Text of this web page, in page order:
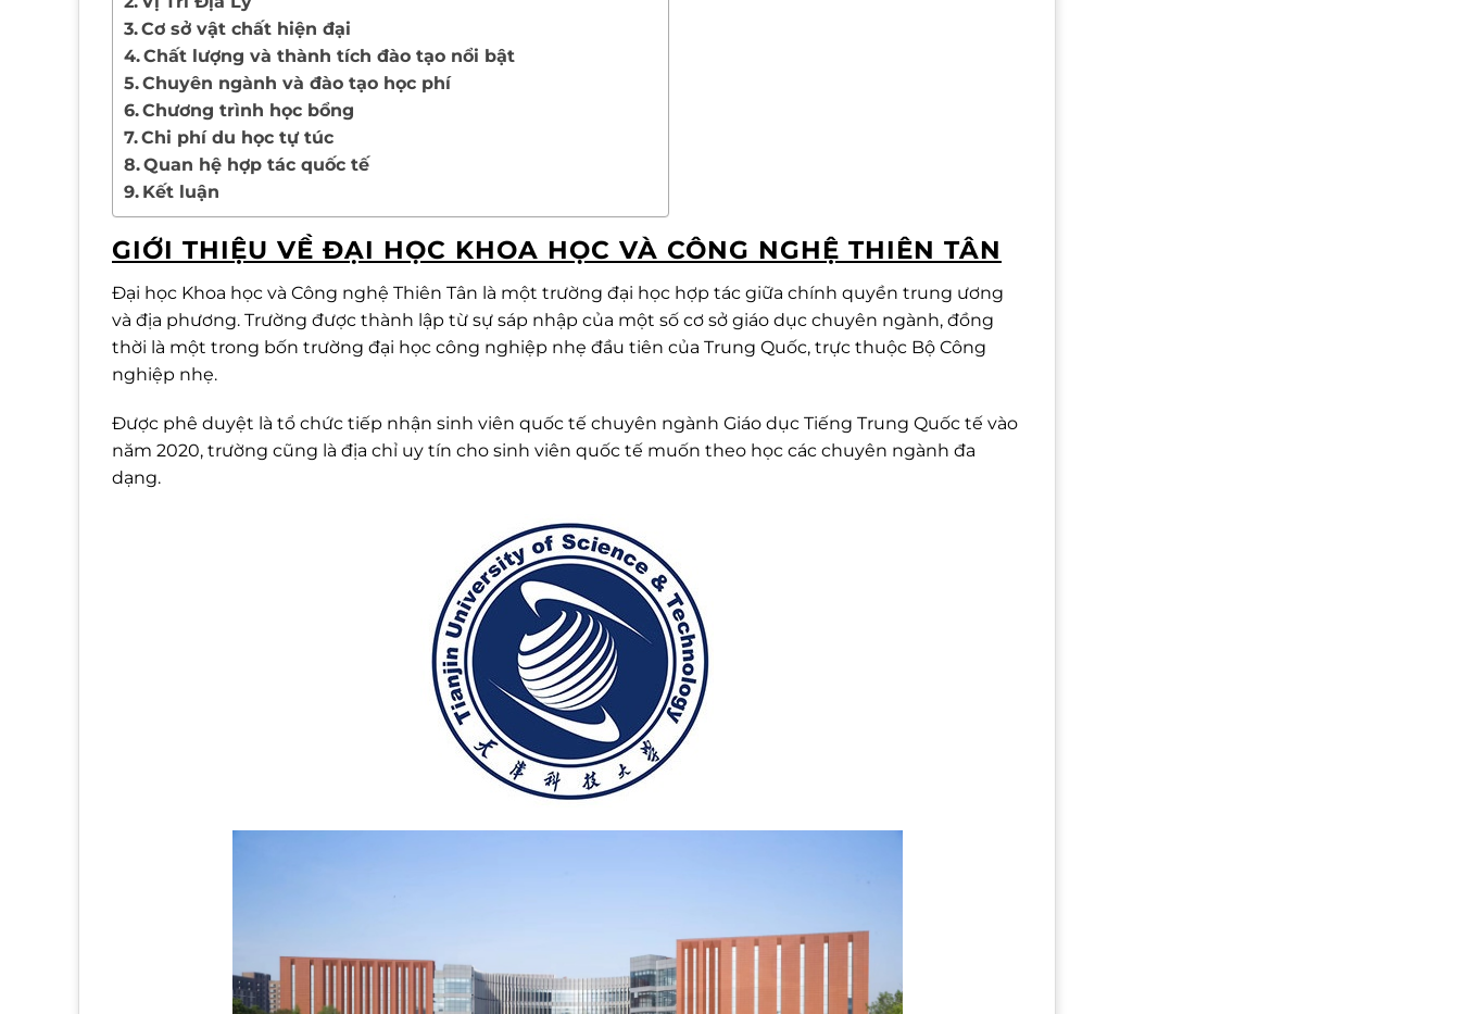
Cơ sở vật chất hiện đại
Chất lượng và thành tích đào tạo nổi bật
Chuyên ngành và đào tạo học phí
Chương trình học bổng
Chi phí du học tự túc
Quan hệ hợp tác quốc tế
Kết luận
GIỚI THIỆU VỀ ĐẠI HỌC KHOA HỌC VÀ CÔNG NGHỆ THIÊN TÂN
Đại học Khoa học và Công nghệ Thiên Tân là một trường đại học hợp tác giữa chính quyền trung ương
và địa phương. Trường được thành lập từ sự sáp nhập của một số cơ sở giáo dục chuyên ngành, đồng
thời là một trong bốn trường đại học công nghiệp nhẹ đầu tiên của Trung Quốc, trực thuộc Bộ Công
nghiệp nhẹ.
Được phê duyệt là tổ chức tiếp nhận sinh viên quốc tế chuyên ngành Giáo dục Tiếng Trung Quốc tế vào
năm 2020, trường cũng là địa chỉ uy tín cho sinh viên quốc tế muốn theo học các chuyên ngành đa
dạng.